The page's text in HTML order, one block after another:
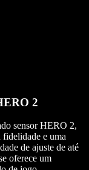
2
sensor HERO 2,
fidelidade e uma
de ajuste de até
oferece um